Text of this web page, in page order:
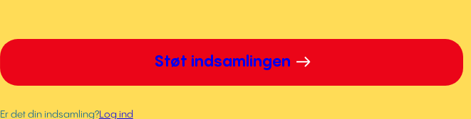
Støt indsamlingen
Er det din indsamling?Log ind